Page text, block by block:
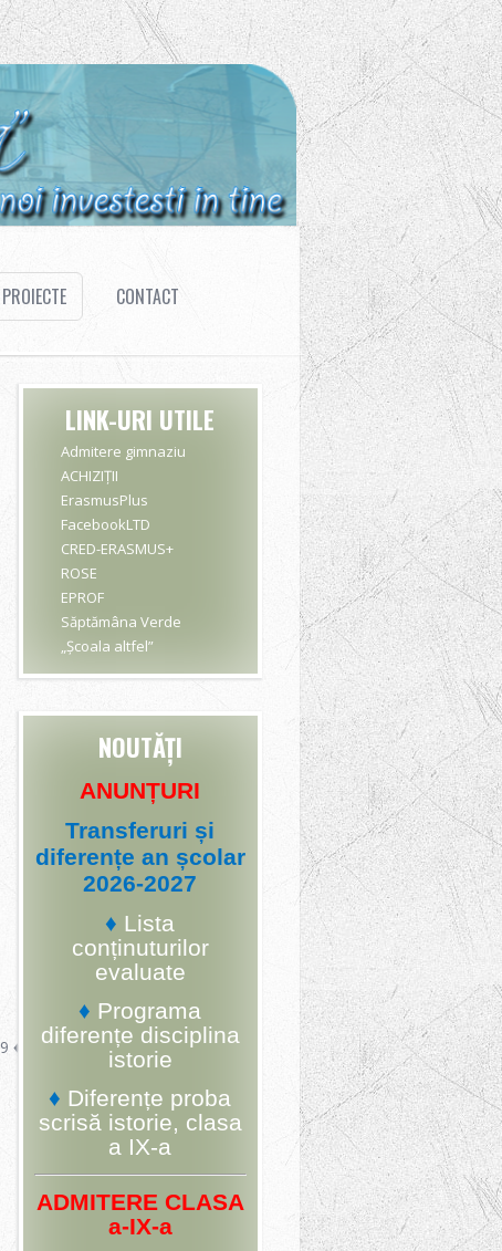
PROIECTE CONTACT
9 ♦Album10
LINK-URI UTILE
Admitere gimnaziu
ACHIZIȚII
ErasmusPlus
FacebookLTD
CRED-ERASMUS+
ROSE
EPROF
Săptămâna Verde
„Școala altfel”
NOUTĂȚI
ANUNȚURI
Transferuri și
diferențe an școlar
2026-2027
♦ Lista
conținuturilor
evaluate
♦ Programa
diferențe disciplina
istorie
♦ Diferențe proba
scrisă istorie, clasa
a IX-a
ADMITERE CLASA
a-IX-a